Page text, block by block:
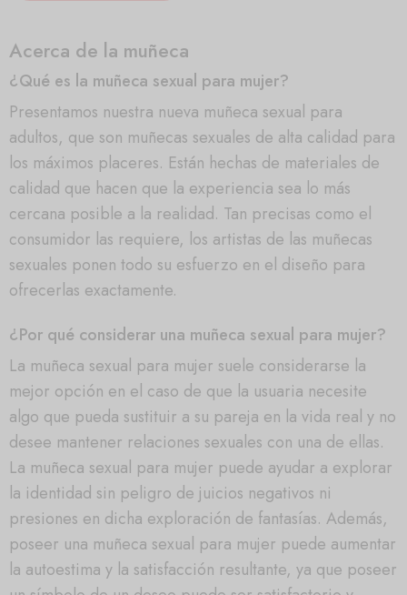
Acerca de la muñeca
¿Qué es la muñeca sexual para mujer?
Presentamos nuestra nueva muñeca sexual para
adultos, que son muñecas sexuales de alta calidad para
los máximos placeres. Están hechas de materiales de
calidad que hacen que la experiencia sea lo más
cercana posible a la realidad. Tan precisas como el
consumidor las requiere, los artistas de las muñecas
sexuales ponen todo su esfuerzo en el diseño para
ofrecerlas exactamente.
¿Por qué considerar una muñeca sexual para mujer?
La muñeca sexual para mujer suele considerarse la
mejor opción en el caso de que la usuaria necesite
algo que pueda sustituir a su pareja en la vida real y no
desee mantener relaciones sexuales con una de ellas.
La muñeca sexual para mujer puede ayudar a explorar
la identidad sin peligro de juicios negativos ni
presiones en dicha exploración de fantasías. Además,
poseer una muñeca sexual para mujer puede aumentar
la autoestima y la satisfacción resultante, ya que poseer